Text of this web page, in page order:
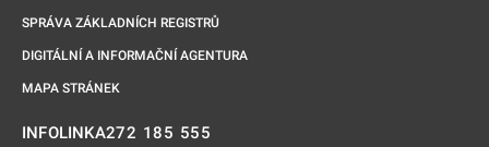
SPRÁVA ZÁKLADNÍCH REGISTRŮ
DIGITÁLNÍ A INFORMAČNÍ AGENTURA
MAPA STRÁNEK
INFOLINKA272 185 555